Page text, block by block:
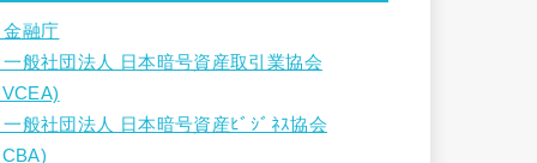
金融庁
一般社団法人 日本暗号資産取引業協会
一般社団法人 日本暗号資産ﾋﾞｼﾞﾈｽ協会